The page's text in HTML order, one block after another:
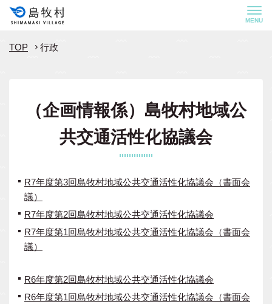
MENU
TOP 行政
（企画情報係）島牧村地域公
共交通活性化協議会
R7年度第3回島牧村地域公共交通活性化協議会（書面会
議）
R7年度第2回島牧村地域公共交通活性化協議会
R7年度第1回島牧村地域公共交通活性化協議会（書面会
議）
R6年度第2回島牧村地域公共交通活性化協議会
R6年度第1回島牧村地域公共交通活性化協議会（書面会